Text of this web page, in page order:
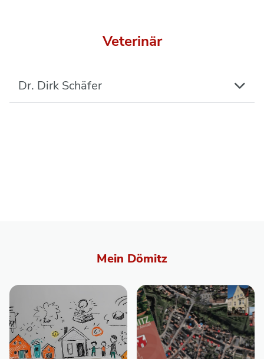
Veterinär
Dr. Dirk Schäfer
Mein Dömitz